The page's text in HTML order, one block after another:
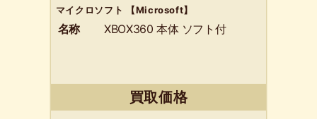
マイクロソフト 【Microsoft】
名称 XBOX360 本体 ソフト付
買取価格